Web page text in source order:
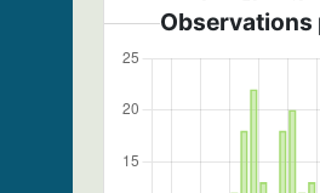
Observations